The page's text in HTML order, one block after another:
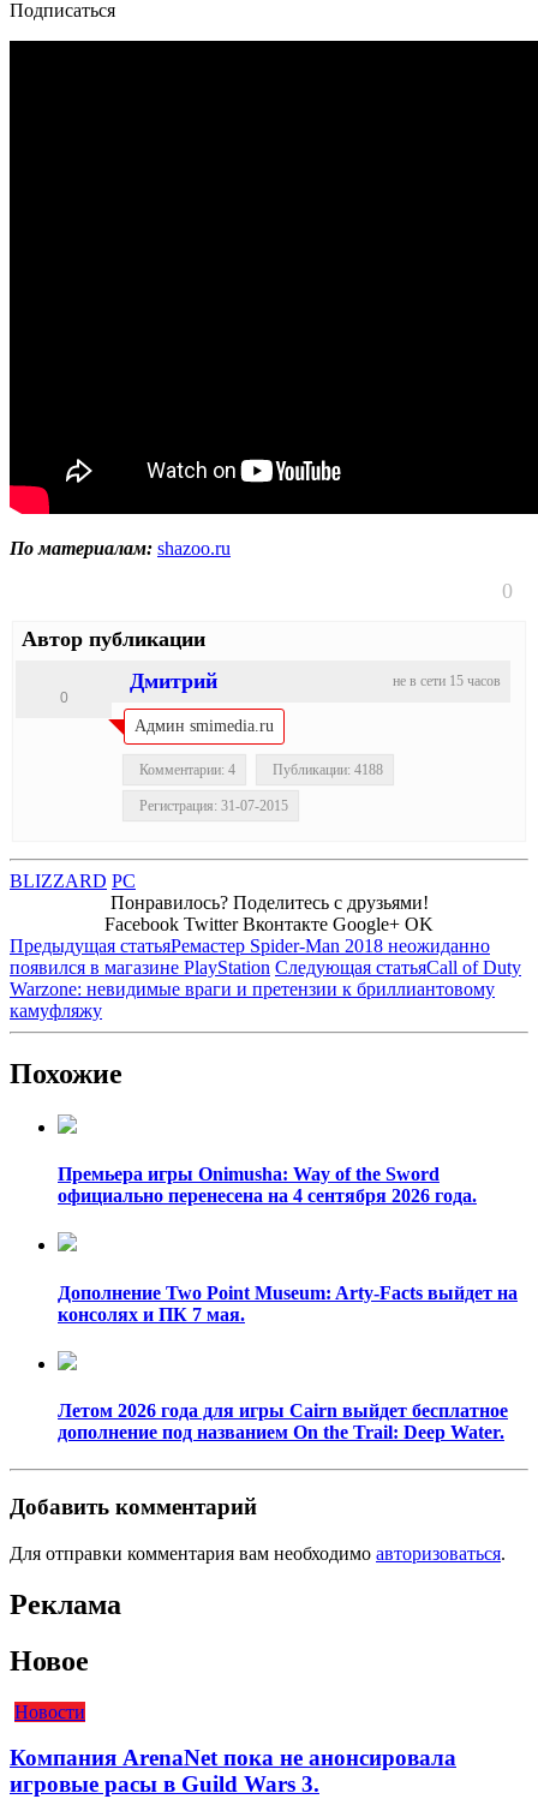
Подписаться
По материалам: shazoo.ru
0
Автор публикации
не в сети 15 часов
Дмитрий
0
Админ smimedia.ru
Комментарии: 4 Публикации: 4188
Регистрация: 31-07-2015
BLIZZARD PC
Понравилось? Поделитесь с друзьями!
Facebook Twitter Вконтакте Google+ OK
Предыдущая статьяРемастер Spider-Man 2018 неожиданно
появился в магазине PlayStation Следующая статьяCall of Duty
Warzone: невидимые враги и претензии к бриллиантовому
камуфляжу
Похожие
Премьера игры Onimusha: Way of the Sword
официально перенесена на 4 сентября 2026 года.
Дополнение Two Point Museum: Arty-Facts выйдет на
консолях и ПК 7 мая.
Летом 2026 года для игры Cairn выйдет бесплатное
дополнение под названием On the Trail: Deep Water.
Добавить комментарий
Для отправки комментария вам необходимо авторизоваться.
Реклама
Новое
Новости
Компания ArenaNet пока не анонсировала
игровые расы в Guild Wars 3.